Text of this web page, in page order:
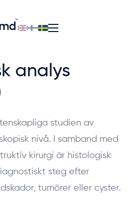
analys
studien av
nivå. I samband med
kirurgi är histologisk
steg efter
tumörer eller cyster.